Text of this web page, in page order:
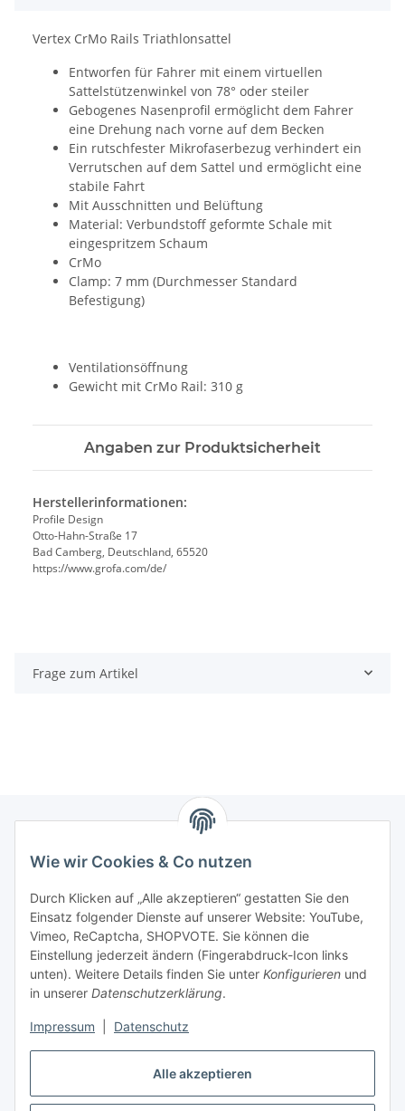
Alle akzeptieren
Wie wir Cookies & Co nutzen
Durch Klicken auf „Alle akzeptieren“ gestatten Sie den
Einsatz folgender Dienste auf unserer Website: YouTube,
Vimeo, ReCaptcha, SHOPVOTE. Sie können die
Einstellung jederzeit ändern (Fingerabdruck-Icon links
unten). Weitere Details finden Sie unter Konfigurieren und
in unserer Datenschutzerklärung.
Impressum Datenschutz
Vertex CrMo Rails Triathlonsattel
Entworfen für Fahrer mit einem virtuellen
Sattelstützenwinkel von 78° oder steiler
Gebogenes Nasenprofil ermöglicht dem Fahrer
eine Drehung nach vorne auf dem Becken
Ein rutschfester Mikrofaserbezug verhindert ein
Verrutschen auf dem Sattel und ermöglicht eine
stabile Fahrt
Mit Ausschnitten und Belüftung
Material: Verbundstoff geformte Schale mit
eingespritzem Schaum
CrMo
Clamp: 7 mm (Durchmesser Standard
Befestigung)
Ventilationsöffnung
Gewicht mit CrMo Rail: 310 g
Angaben zur Produktsicherheit
Herstellerinformationen:
Profile Design
Otto-Hahn-Straße 17
Bad Camberg, Deutschland, 65520
https://www.grofa.com/de/
Frage zum Artikel
Service
Unternehmen
Triathlon Tipps
Triathlon Indoor Bikes